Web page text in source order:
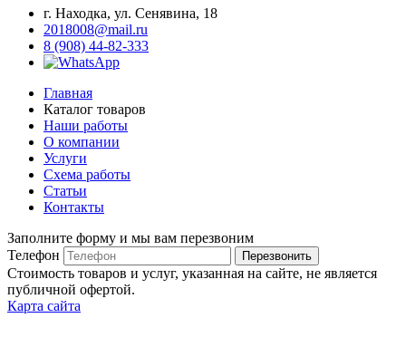
г. Находка, ул. Сенявина, 18
2018008@mail.ru
8 (908) 44-82-333
Главная
Каталог товаров
Наши работы
О компании
Услуги
Схема работы
Статьи
Контакты
Заполните форму и мы вам перезвоним
Телефон
Перезвонить
Стоимость товаров и услуг, указанная на сайте, не является
публичной офертой.
Карта сайта